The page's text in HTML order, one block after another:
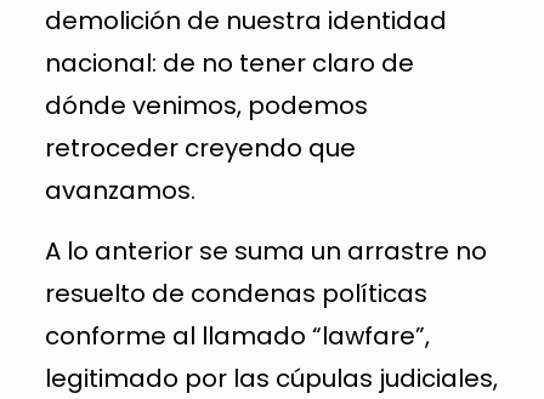
demolición de nuestra identidad
nacional: de no tener claro de
dónde venimos, podemos
retroceder creyendo que
avanzamos.
A lo anterior se suma un arrastre no
resuelto de condenas políticas
conforme al llamado “lawfare”,
legitimado por las cúpulas judiciales,